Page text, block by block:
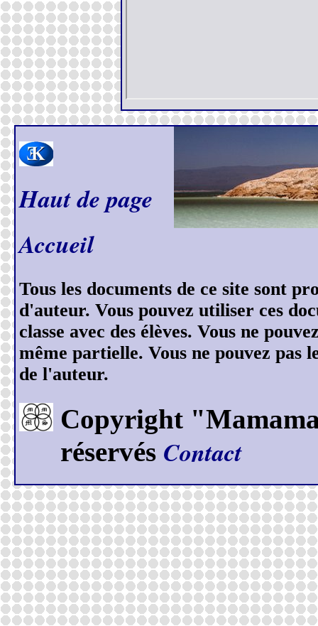
Haut de page
Accueil
Tous les documents de ce site sont
d'auteur. Vous pouvez utiliser ces
classe avec des élèves. Vous ne
même partielle. Vous ne pouvez pas
de l'auteur.
Copyright
réservés Contact